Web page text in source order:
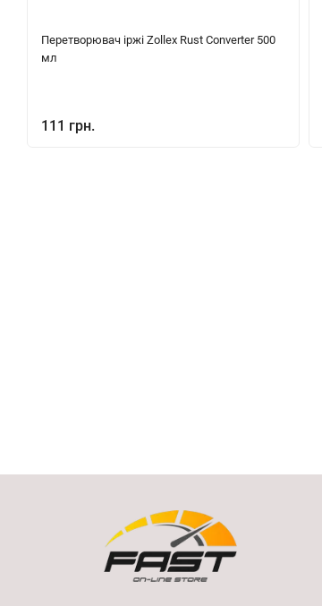
Перетворювач іржі Zollex Rust Converter 500
мл
111 грн.